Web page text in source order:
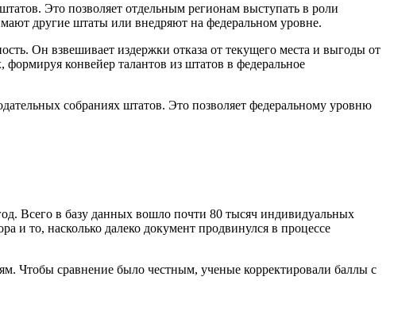
Это позволяет отдельным регионам выступать в роли
другие штаты или внедряют на федеральном уровне.
Он взвешивает издержки отказа от текущего места и выгоды от
формируя конвейер талантов из штатов в федеральное
собраниях штатов. Это позволяет федеральному уровню
Всего в базу данных вошло почти 80 тысяч индивидуальных
и то, насколько далеко документ продвинулся в процессе
Чтобы сравнение было честным, ученые корректировали баллы с